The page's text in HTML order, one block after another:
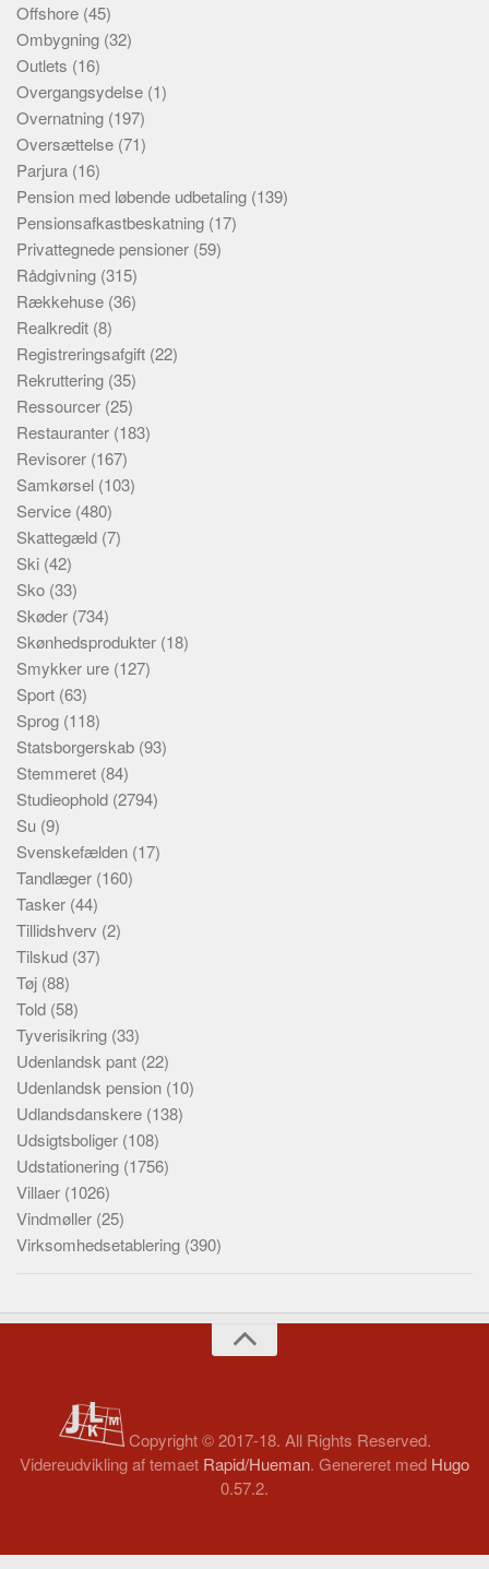
Offshore (45)
Ombygning (32)
Outlets (16)
Overgangsydelse (1)
Overnatning (197)
Oversættelse (71)
Parjura (16)
Pension med løbende udbetaling (139)
Pensionsafkastbeskatning (17)
Privattegnede pensioner (59)
Rådgivning (315)
Rækkehuse (36)
Realkredit (8)
Registreringsafgift (22)
Rekruttering (35)
Ressourcer (25)
Restauranter (183)
Revisorer (167)
Samkørsel (103)
Service (480)
Skattegæld (7)
Ski (42)
Sko (33)
Skøder (734)
Skønhedsprodukter (18)
Smykker ure (127)
Sport (63)
Sprog (118)
Statsborgerskab (93)
Stemmeret (84)
Studieophold (2794)
Su (9)
Svenskefælden (17)
Tandlæger (160)
Tasker (44)
Tillidshverv (2)
Tilskud (37)
Tøj (88)
Told (58)
Tyverisikring (33)
Udenlandsk pant (22)
Udenlandsk pension (10)
Udlandsdanskere (138)
Udsigtsboliger (108)
Udstationering (1756)
Villaer (1026)
Vindmøller (25)
Virksomhedsetablering (390)
Copyright © 2017-18. All Rights Reserved.
Videreudvikling af temaet Rapid/Hueman. Genereret med Hugo
0.57.2.